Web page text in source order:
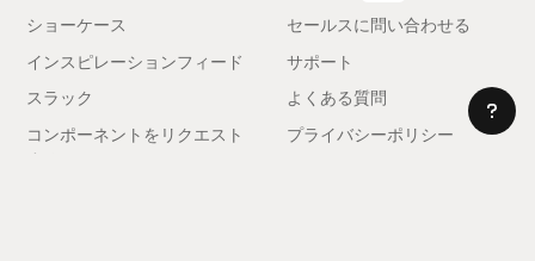
ショーケース
インスピレーションフィード
スラック
コンポーネントをリクエスト
する
セールスに問い合わせる
サポート
よくある質問
プライバシーポリシー